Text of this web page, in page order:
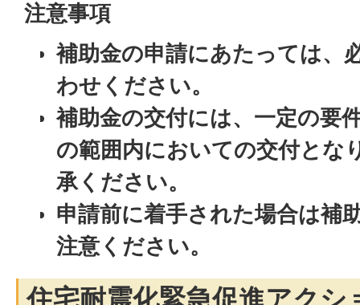
注意事項
補助金の申請にあたっては、
わせください。
補助金の交付には、一定の要
の範囲内においての交付とな
承ください。
申請前に着手された場合は補
注意ください。
住宅耐震化緊急促進アクシ